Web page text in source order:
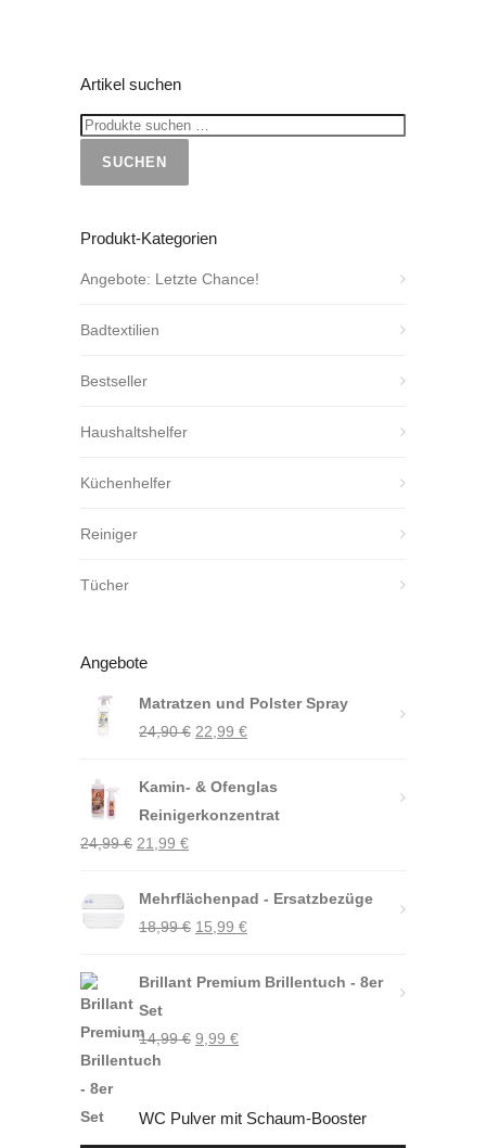
Artikel suchen
SUCHEN
Produkt-Kategorien
Angebote: Letzte Chance!
Badtextilien
Bestseller
Haushaltshelfer
Küchenhelfer
Reiniger
Tücher
Angebote
Matratzen und Polster Spray
24,90€ Ursprünglicher
war:
24,90 €
22,99 €Aktueller
ist:
22,99 €.
Kamin- & Ofenglas
Reinigerkonzentrat
24,99€ Ursprünglicher
war:
24,99 €
21,99 €Aktueller
ist:
21,99 €.
Mehrflächenpad - Ersatzbezüge
18,99€ Ursprünglicher
war:
15,99 €Aktueller
ist:
Brillant Premium Brillentuch - 8er
Set
14,99€ Ursprünglicher
14,99 €
9,99 €Aktueller
9,99 €.
WC Pulver mit Schaum-Booster